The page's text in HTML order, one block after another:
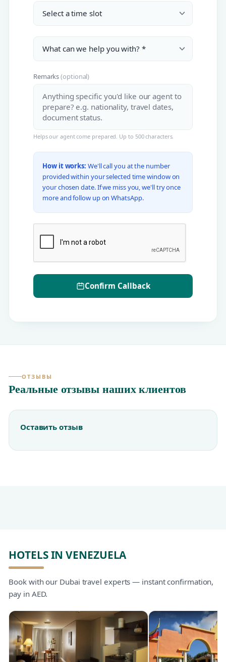
Remarks(optional)
Helps our agent come prepared. Up to 500 characters.
How it works: We'll call you at the number
provided within your selected time window on
your chosen date. If we miss you, we'll try once
more and follow up on WhatsApp.
Confirm Callback
ОТЗЫВЫ
Реальные отзывы наших клиентов
Оставить отзыв
HOTELS IN VENEZUELA
Book with our Dubai travel experts — instant confirmation,
pay in AED.